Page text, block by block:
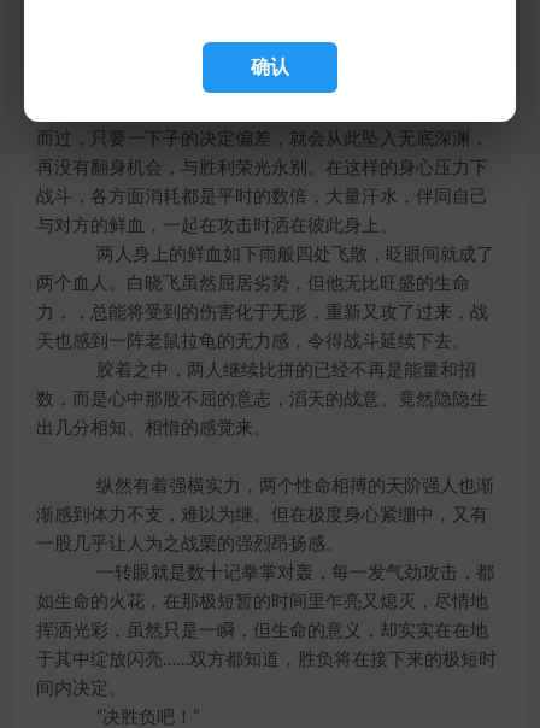
确认
制，轻而易举地夺回上风。
白晓飞怒骂一声，手下招数源源而发，分毫不退地
而过，只要一下子的决定偏差，就会从此坠入无底深渊，
再没有翻身机会，与胜利荣光永别。在这样的身心压力下
战斗，各方面消耗都是平时的数倍，大量汗水，伴同自己
与对方的鲜血，一起在攻击时洒在彼此身上。
两人身上的鲜血如下雨般四处飞散，眨眼间就成了
两个血人。白晓飞虽然屈居劣势，但他无比旺盛的生命
力，，总能将受到的伤害化于无形，重新又攻了过来，战
天也感到一阵老鼠拉龟的无力感，令得战斗延续下去。
胶着之中，两人继续比拼的已经不再是能量和招
数，而是心中那股不屈的意志，滔天的战意。竟然隐隐生
出几分相知、相惜的感觉来。
纵然有着强横实力，两个性命相搏的天阶强人也渐
渐感到体力不支，难以为继。但在极度身心紧绷中，又有
一股几乎让人为之战栗的强烈昂扬感。
一转眼就是数十记拳掌对轰，每一发气劲攻击，都
如生命的火花，在那极短暂的时间里乍亮又熄灭，尽情地
挥洒光彩，虽然只是一瞬，但生命的意义，却实实在在地
于其中绽放闪亮……双方都知道，胜负将在接下来的极短时
间内决定。
“决胜负吧！”